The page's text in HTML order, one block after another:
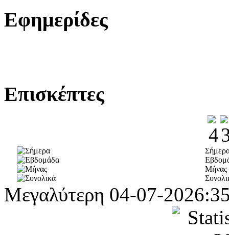
Εφημερίδες
Επισκέπτες
Μήνας
Μεγαλύτερη 04-07-